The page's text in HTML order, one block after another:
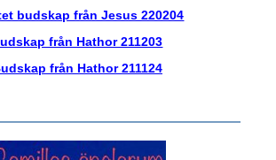
budskap från Jesus 220204
från Hathor 211203
från Hathor 211124